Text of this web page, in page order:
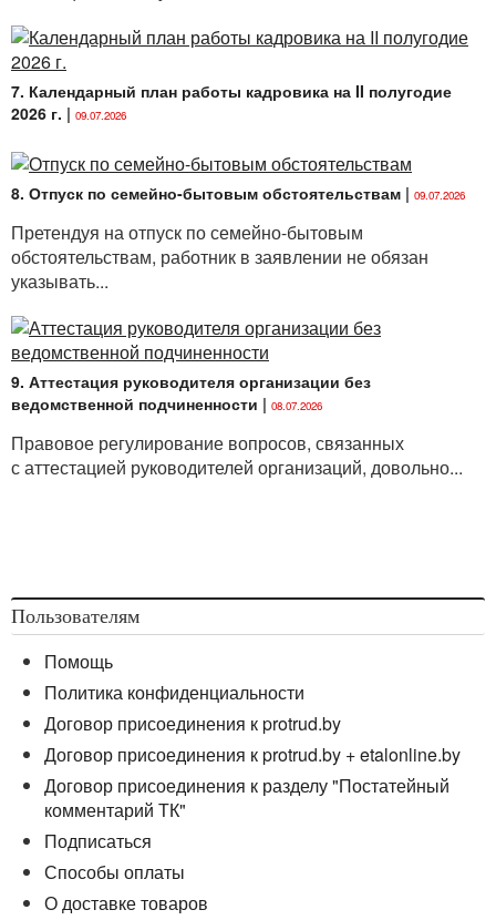
7. Календарный план работы кадровика на II полугодие
2026 г. | 09.07.2026
8. Отпуск по семейно-бытовым обстоятельствам | 09.07.2026
Претендуя на отпуск по семейно-бытовым
обстоятельствам, работник в заявлении не обязан
указывать...
9. Аттестация руководителя организации без
ведомственной подчиненности | 08.07.2026
Правовое регулирование вопросов, связанных
с аттестацией руководителей организаций, довольно...
Пользователям
Помощь
Политика конфиденциальности
Договор присоединения к protrud.by
Договор присоединения к protrud.by + etalonline.by
Договор присоединения к разделу "Постатейный
комментарий ТК"
Подписаться
Способы оплаты
О доставке товаров